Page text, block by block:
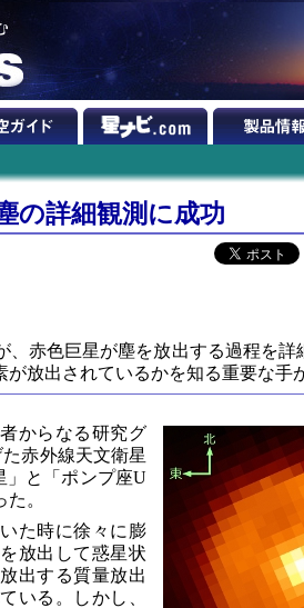
の詳細観測に成功
、赤色巨星が塵を放出する過程を詳
放出されているかを知る重要な手
からなる研究グ
赤外線天文衛星
」と「ポンプ座U
。
た時に徐々に膨
放出して惑星状
出する質量放出
いる。しかし、